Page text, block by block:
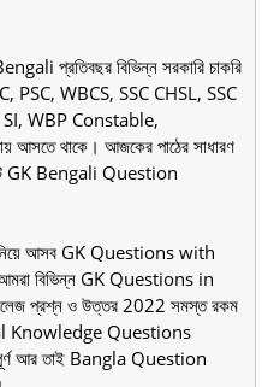
প্রতিবছর বিভিন্ন সরকারি চাকরি
PSC, WBCS, SSC CHSL, SSC
WBP Constable,
থাকে। আজকের পাঠের সাধারণ
GK Bengali Question
নিয়ে আসব GK Questions with
বিভিন্ন GK Questions in
প্রশ্ন ও উত্তর 2022 সমস্ত রকম
Knowledge Questions
আর তাই Bangla Question